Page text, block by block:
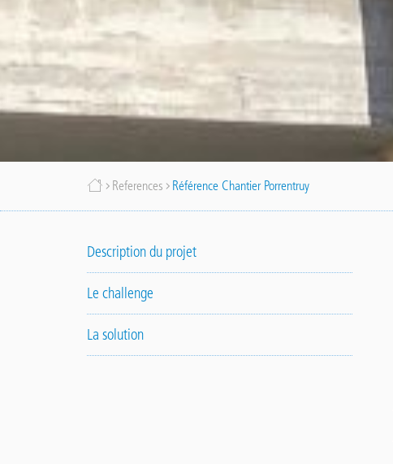
Breadcrumb
References Référence Chantier Porrentruy
Description du projet
Le challenge
La solution